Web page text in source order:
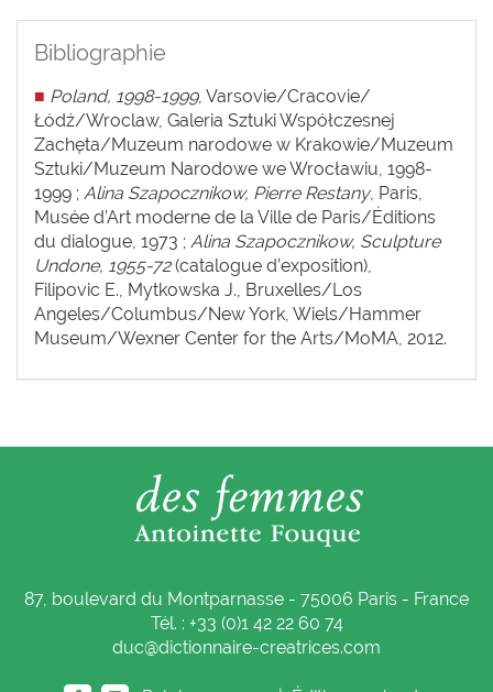
Bibliographie
■ Poland, 1998-1999, Varsovie/Cracovie/
Łódź/Wroclaw, Galeria Sztuki Współczesnej
Zachęta/Muzeum narodowe w Krakowie/Muzeum
Sztuki/Muzeum Narodowe we Wrocławiu, 1998-
1999 ; Alina Szapocznikow, Pierre Restany, Paris,
Musée d’Art moderne de la Ville de Paris/Éditions
du dialogue, 1973 ; Alina Szapocznikow, Sculpture
Undone, 1955-72(catalogue d’exposition),
Filipovic E., Mytkowska J., Bruxelles/Los
Angeles/Columbus/New York, Wiels/Hammer
Museum/Wexner Center for the Arts/MoMA, 2012.
87, boulevard du Montparnasse - 75006 Paris - France
Tél. : +33 (0)1 42 22 60 74
duc@dictionnaire-creatrices.com